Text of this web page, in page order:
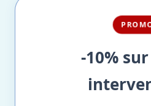
-10%